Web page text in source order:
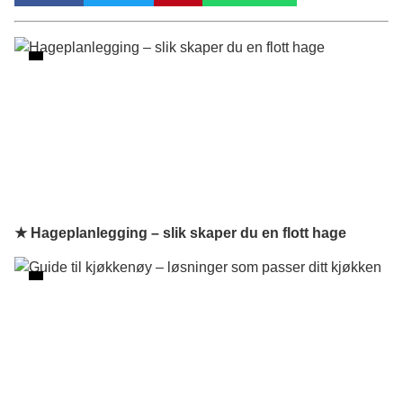
★ Hageplanlegging – slik skaper du en flott hage